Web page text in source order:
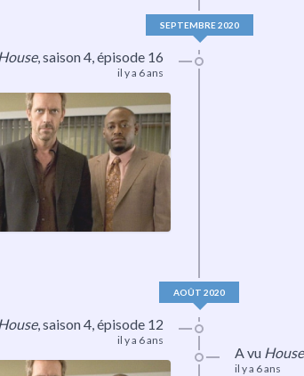
SEPTEMBRE 2020
,saison 4, épisode 16
il y a 6 ans
AOÛT 2020
,saison 4, épisode 12
il y a 6 ans
A vu House
il y a 6 ans